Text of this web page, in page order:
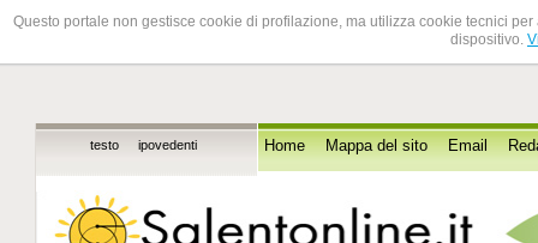
Questo portale non gestisce cookie di profilazione, ma utilizza cookie tecnici
dispositivo.
testo ipovedenti Home Mappa del sito Email